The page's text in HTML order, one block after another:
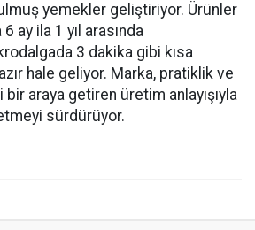
yemekler geliştiriyor. Ürünler
ay ila 1 yıl arasında
3 dakika gibi kısa
hale geliyor. Marka, pratiklik ve
araya getiren üretim anlayışıyla
sürdürüyor.